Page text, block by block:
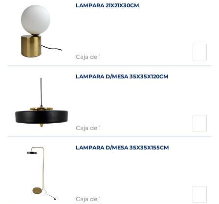
LAMPARA 21X21X30CM
Caja de 1
LAMPARA D/MESA 35X35X120CM
Caja de 1
LAMPARA D/MESA 35X35X155CM
Caja de 1